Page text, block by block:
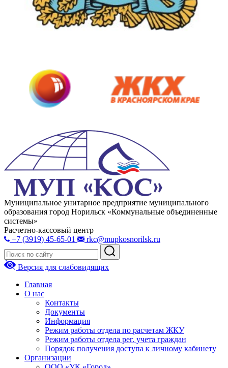
Муниципальное унитарное предприятие муниципального
образования город Норильск «Коммунальные объединенные
системы»
Расчетно-кассовый центр
+7 (3919) 45-65-01
rkc@mupkosnorilsk.ru
Версия для слабовидящих
Главная
О нас
Контакты
Документы
Информация
Режим работы отдела по расчетам ЖКУ
Режим работы отдела рег. учета граждан
Порядок получения доступа к личному кабинету
Организации